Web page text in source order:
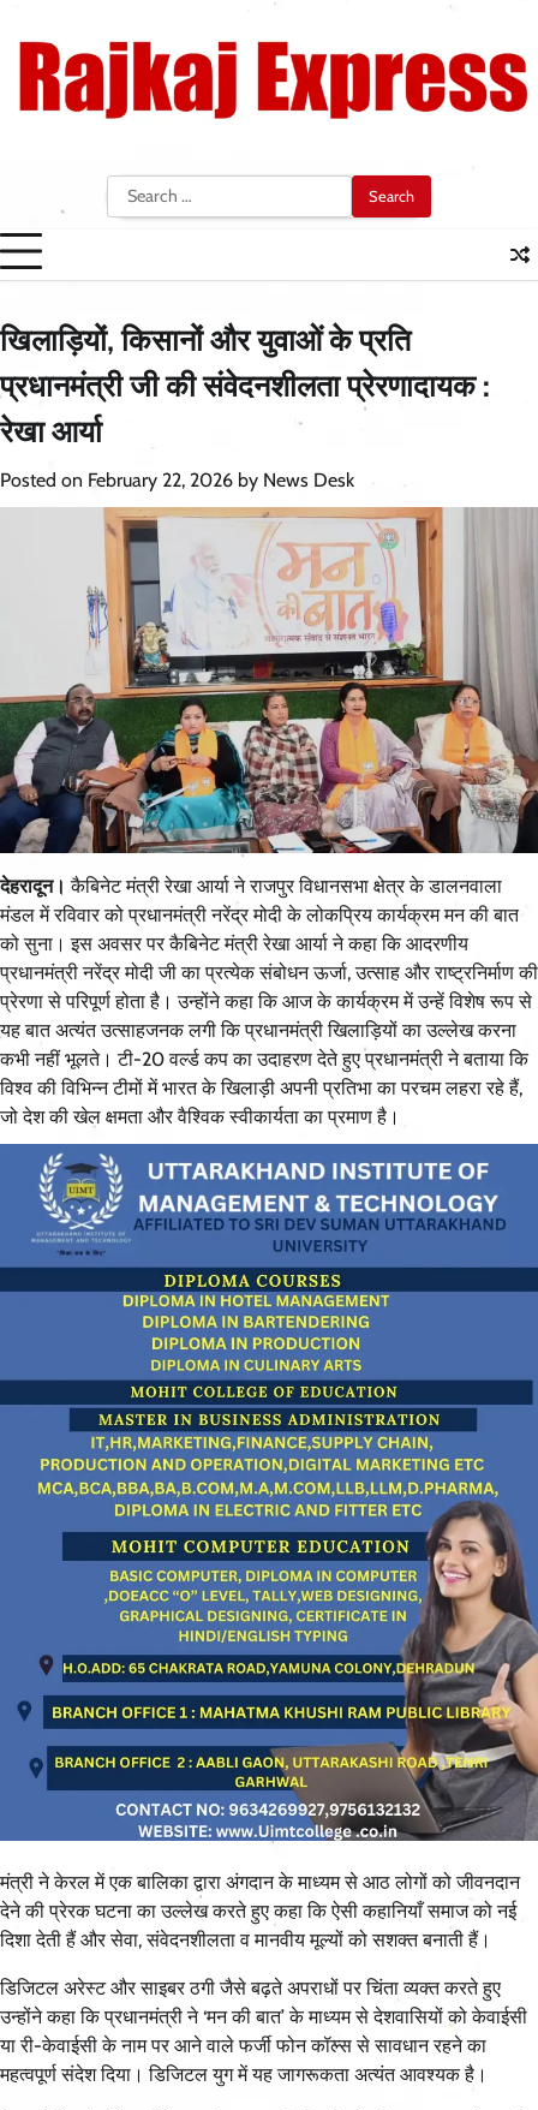
content
Search
for:
खिलाड़ियों, किसानों और युवाओं के प्रति
प्रधानमंत्री जी की संवेदनशीलता प्रेरणादायक :
रेखा आर्या
Posted on February 22, 2026 by News Desk
देहरादून। कैबिनेट मंत्री रेखा आर्या ने राजपुर विधानसभा क्षेत्र के डालनवाला
मंडल में रविवार को प्रधानमंत्री नरेंद्र मोदी के लोकप्रिय कार्यक्रम मन की बात
को सुना। इस अवसर पर कैबिनेट मंत्री रेखा आर्या ने कहा कि आदरणीय
प्रधानमंत्री नरेंद्र मोदी जी का प्रत्येक संबोधन ऊर्जा, उत्साह और राष्ट्रनिर्माण की
प्रेरणा से परिपूर्ण होता है। उन्होंने कहा कि आज के कार्यक्रम में उन्हें विशेष रूप से
यह बात अत्यंत उत्साहजनक लगी कि प्रधानमंत्री खिलाड़ियों का उल्लेख करना
कभी नहीं भूलते। टी-20 वर्ल्ड कप का उदाहरण देते हुए प्रधानमंत्री ने बताया कि
विश्व की विभिन्न टीमों में भारत के खिलाड़ी अपनी प्रतिभा का परचम लहरा रहे हैं,
जो देश की खेल क्षमता और वैश्विक स्वीकार्यता का प्रमाण है।
मंत्री ने केरल में एक बालिका द्वारा अंगदान के माध्यम से आठ लोगों को जीवनदान
देने की प्रेरक घटना का उल्लेख करते हुए कहा कि ऐसी कहानियाँ समाज को नई
दिशा देती हैं और सेवा, संवेदनशीलता व मानवीय मूल्यों को सशक्त बनाती हैं।
डिजिटल अरेस्ट और साइबर ठगी जैसे बढ़ते अपराधों पर चिंता व्यक्त करते हुए
उन्होंने कहा कि प्रधानमंत्री ने ‘मन की बात’ के माध्यम से देशवासियों को केवाईसी
या री-केवाईसी के नाम पर आने वाले फर्जी फोन कॉल्स से सावधान रहने का
महत्वपूर्ण संदेश दिया। डिजिटल युग में यह जागरूकता अत्यंत आवश्यक है।